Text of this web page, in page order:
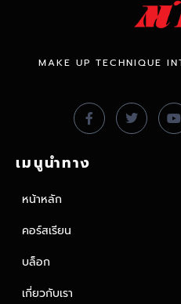
MAKE UP TECHNIQUE
เมนูนำทาง
หน้าหลัก
คอร์สเรียน
บล็อก
เกี่ยวกับเรา